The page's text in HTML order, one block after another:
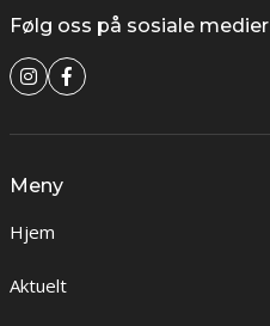
Følg oss på sosiale medier
Meny
Hjem
Aktuelt